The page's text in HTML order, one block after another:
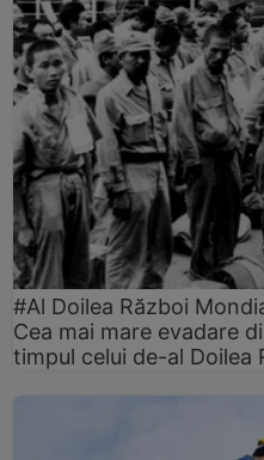
#Al Doilea Război
Cea mai mare evadare
timpul celui de-al Doilea